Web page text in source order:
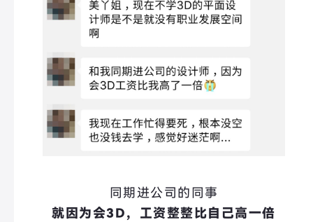
同期进公司的同事
就因为会3D，工资整整比自己高一倍